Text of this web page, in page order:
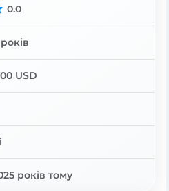
0.0
USD
років тому